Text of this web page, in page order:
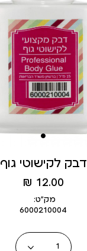
דבק לקישוטי גוף
מחיר
מוצר
12.00 ₪
מק״ט:
6000210004
כמות